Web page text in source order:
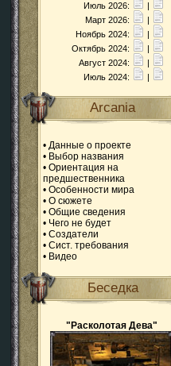
Июль 2026:
|
Март 2026:
|
Ноябрь 2024:
|
Октябрь 2024:
|
Август 2024:
|
Июль 2024:
|
Arcania
• Данные о проекте
• Выбор названия
• Ориентация на
предшественника
• Особенности мира
• О сюжете
• Общие сведения
• Чего не будет
• Создатели
• Сист. требования
• Видео
Беседка
"Расколотая Дева"